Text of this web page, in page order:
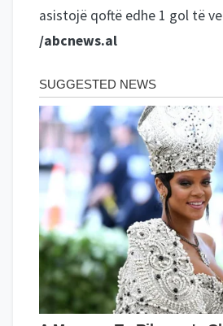
asistojë qoftë edhe 1 gol të
/abcnews.al